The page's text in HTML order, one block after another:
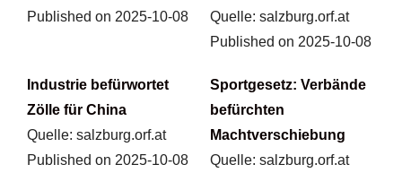
Published on 2025-10-08
Quelle: salzburg.orf.at
Published on 2025-10-08
Industrie befürwortet
Zölle für China
Quelle: salzburg.orf.at
Published on 2025-10-08
Sportgesetz: Verbände
befürchten
Machtverschiebung
Quelle: salzburg.orf.at